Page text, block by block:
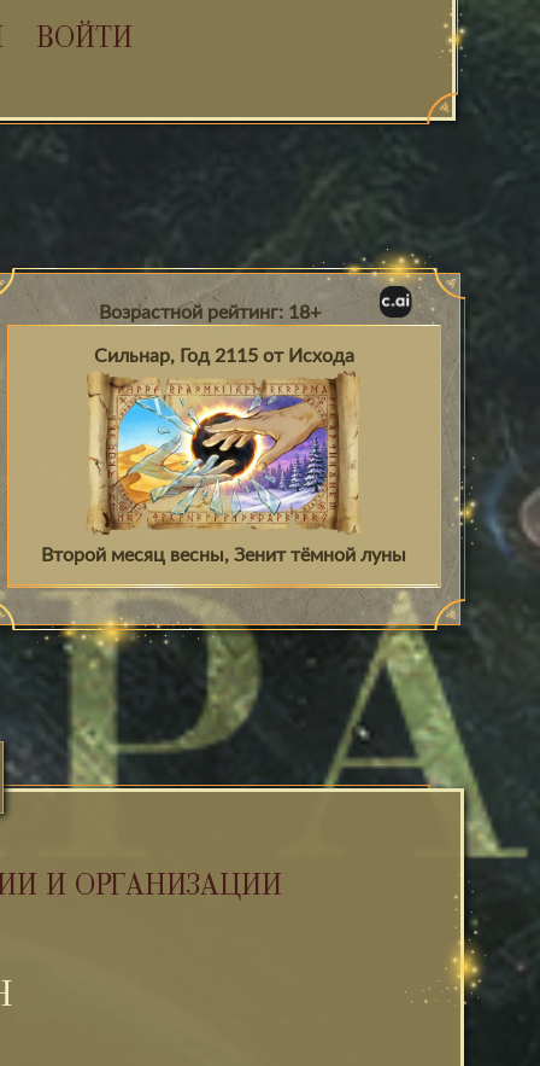
ВОЙТИ
Возрастной рейтинг: 18+
Сильнар, Год 2115 от Исхода
Второй месяц весны, Зенит тёмной луны
И ОРГАНИЗАЦИИ